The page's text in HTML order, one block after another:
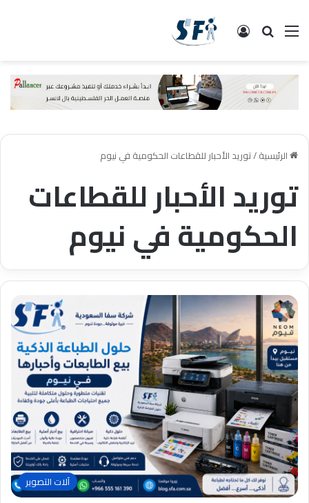
القائمة البحث تسجيل الدخول
الرئيسية/توريد الأحبار للقطاعات الحكومية في نيوم
توريد الأحبار للقطاعات
الحكومية في نيوم
آلات التصوير